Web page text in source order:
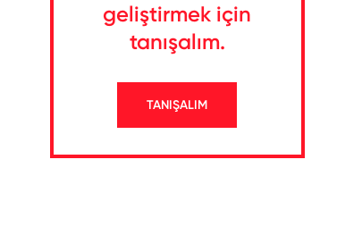
geliştirmek için
tanışalım.
TANIŞALIM